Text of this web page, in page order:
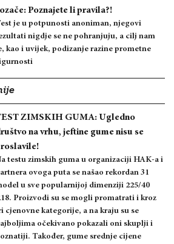
Poznajete li pravila?!
je u potpunosti anoniman, njegovi
nigdje se ne pohranjuju, a cilj nam
kao i uvijek, podizanje razine prometne
ZIMSKIH GUMA: Ugledno
na vrhu, jeftine gume nisu se
testu zimskih guma u organizaciji HAK-a i
ovoga puta se našao rekordan 31
u sve popularnijoj dimenziji 225/40
Proizvodi su se mogli promatrati i kroz
cjenovne kategorije, a na kraju su se
očekivano pokazali oni skuplji i
Također, gume srednje cijene